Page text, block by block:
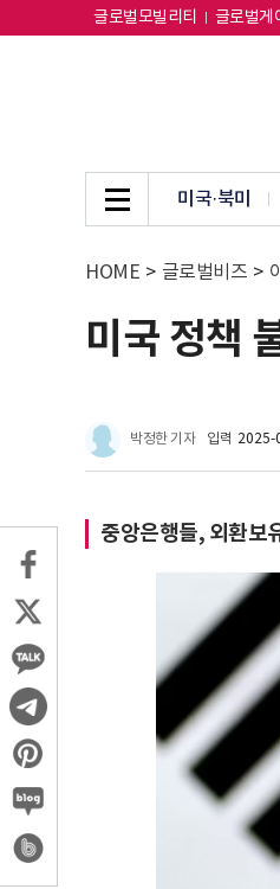
글로벌모빌리티 글로벌게
미국·북미
HOME > 글로벌비즈 >
미국 정책
박정한 기자 입력 2025-
중앙은행들, 외환보